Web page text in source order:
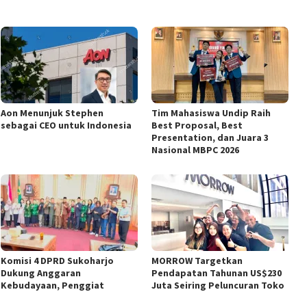
Aon Menunjuk Stephen
sebagai CEO untuk Indonesia
Tim Mahasiswa Undip Raih
Best Proposal, Best
Presentation, dan Juara 3
Nasional MBPC 2026
Komisi 4 DPRD Sukoharjo
Dukung Anggaran
Kebudayaan, Penggiat
MORROW Targetkan
Pendapatan Tahunan US$230
Juta Seiring Peluncuran Toko